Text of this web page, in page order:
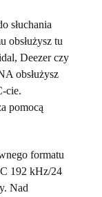
słuchania
obsłużysz tu
Deezer czy
obsłużysz
cie.
pomocą
formatu
192 kHz/24
Nad